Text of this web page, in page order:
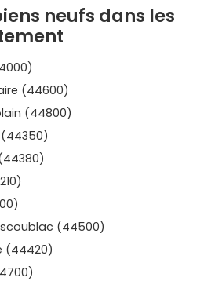
majeurs du marché, avec des
aux investisseurs et aux
ses réalisations haut de
prisés comme
des logements neufs sur
dernières innovations en
neuf en
pour bénéficier d'un cadre
un investissement
Nantes , sur la côte Atlantique ou
développement, le marché
perspectives. Avec des prix
offre en constante évolution,
neufs dans les
(44600)
(44800)
(44500)
(44420)